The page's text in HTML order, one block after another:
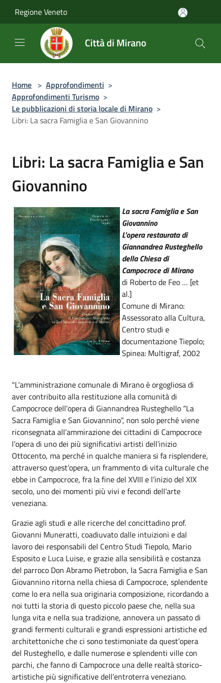
Regione Veneto
Città di Mirano
Home > Approfondimenti >
Approfondimenti Turismo >
Le pubblicazioni di storia locale di Mirano >
Libri: La sacra Famiglia e San Giovannino
Libri: La sacra Famiglia e San
Giovannino
La sacra Famiglia e San
Giovannino
L’opera restaurata di
Giannandrea Rusteghello
della Chiesa di
Campocroce di Mirano
di Roberto de Feo … [et
al.]
Comune di Mirano:
Assessorato alla Cultura,
Centro studi e
documentazione Tiepolo;
Spinea: Multigraf, 2002
"L’amministrazione comunale di Mirano è orgogliosa di
aver contribuito alla restituzione alla comunità di
Campocroce dell’opera di Giannandrea Rusteghello “La
Sacra Famiglia e San Giovannino”, non solo perché viene
riconsegnata all’ammirazione dei cittadini di Campocroce
l’opera di uno dei più significativi artisti dell’inizio
Ottocento, ma perché in qualche maniera si fa risplendere,
attraverso quest’opera, un frammento di vita culturale che
ebbe in Campocroce, fra la fine del XVIII e l’inizio del XIX
secolo, uno dei momenti più vivi e fecondi dell’arte
veneziana.
Grazie agli studi e alle ricerche del concittadino prof.
Giovanni Muneratti, coadiuvato dalle intuizioni e dal
lavoro dei responsabili del Centro Studi Tiepolo, Mario
Esposito e Luca Luise, e grazie alla sensibilità e costanza
del parroco Don Abramo Pietrobon, la Sacra Famiglia e San
Giovannino ritorna nella chiesa di Campocroce, splendente
come lo era nella sua originaria composizione, ricordando a
noi tutti la storia di questo piccolo paese che, nella sua
lunga vita e nella sua tradizione, annovera un passato di
grandi fermenti culturali e grandi espressioni artistiche ed
architettoniche che ci sono testimoniate da quest’opera
del Rusteghello, e dalle numerose e splendenti ville con
parchi, che fanno di Campocroce una delle realtà storico-
artistiche più significative dell’entroterra veneziano.